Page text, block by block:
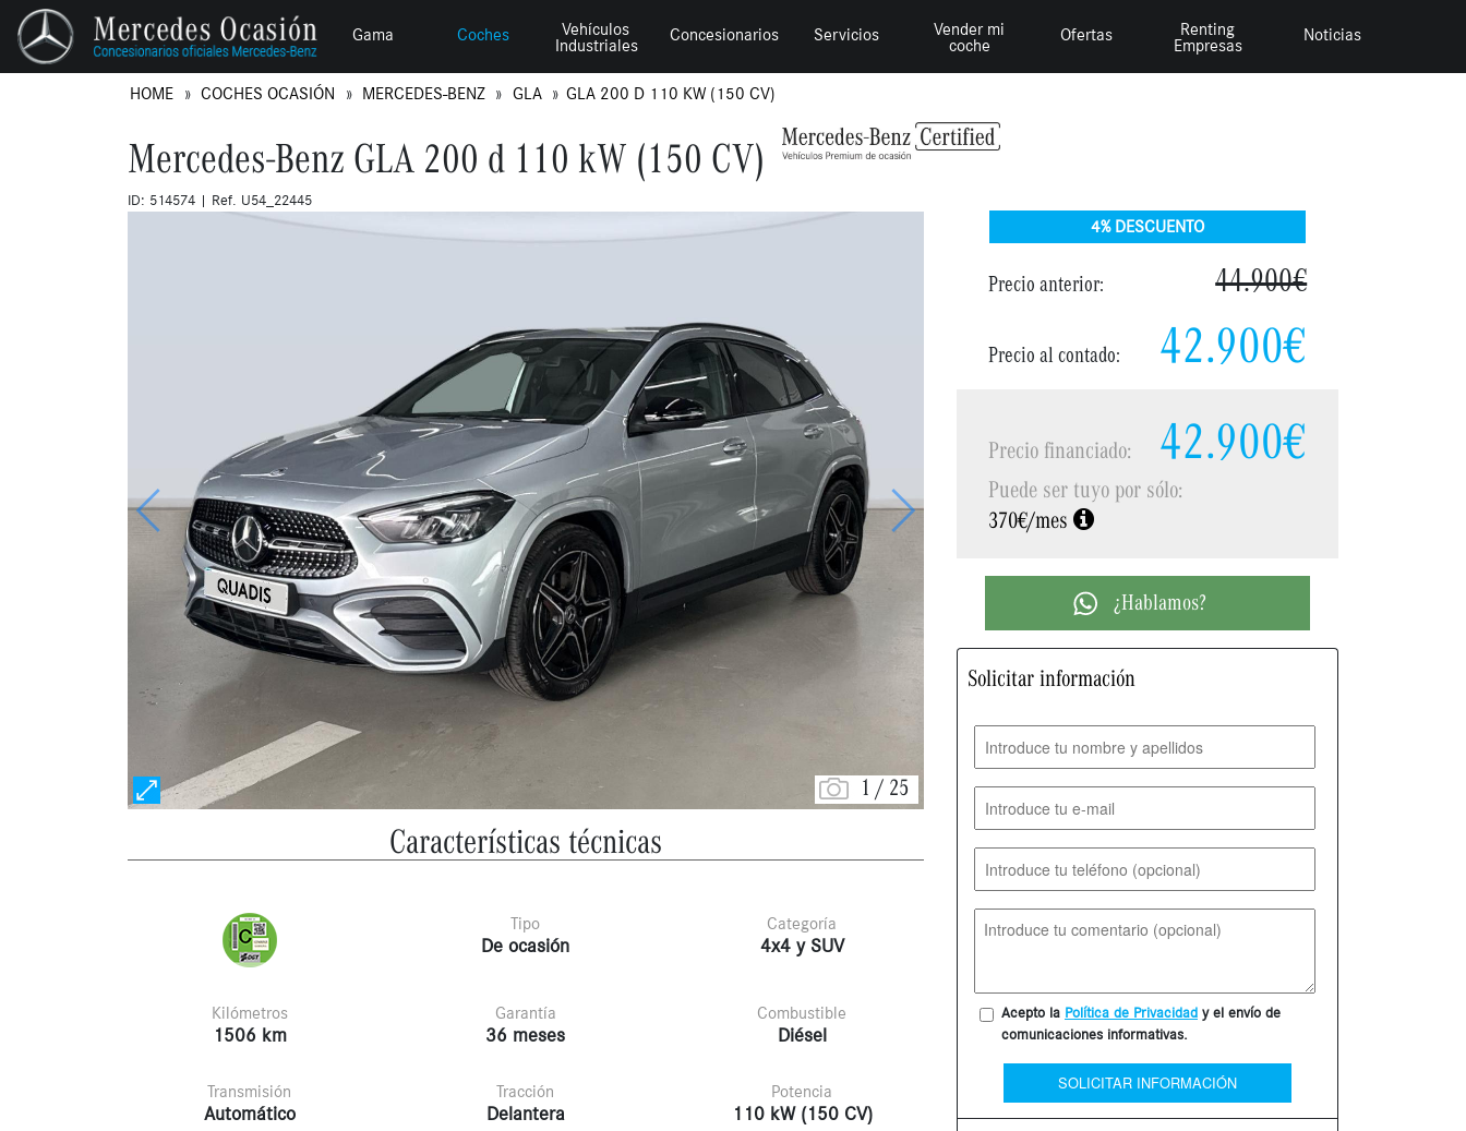
Gama Coches Vehículos
Industriales
Concesionarios Servicios Vender mi
coche
Ofertas Renting
Empresas
Noticias
HOME COCHES OCASIÓN MERCEDES-BENZ GLA GLA 200 D 110 KW (150 CV)
Mercedes-Benz GLA 200 d 110 kW (150 CV)
ID: 514574 | Ref. U54_22445
1/25
Anterior Siguiente
Características técnicas
Tipo
De ocasión
Categoría
4x4 y SUV
Kilómetros
1506 km
Garantía
36 meses
Combustible
Diésel
Transmisión
Automático
Tracción
Delantera
Potencia
110 kW (150 CV)
4% DESCUENTO
Precio anterior: 44.900€
Precio al contado: 42.900€
Precio financiado: 42.900€
Puede ser tuyo por sólo:
370€/mes
¿Hablamos?
Solicitar información
Acepto la Política de Privacidad y el envío de
comunicaciones informativas.
SOLICITAR INFORMACIÓN